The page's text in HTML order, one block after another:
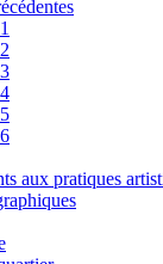
aux pratiques